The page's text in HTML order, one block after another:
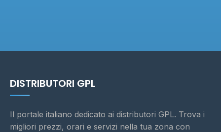
DISTRIBUTORI GPL
Il portale italiano dedicato ai distributori GPL. Trova i
migliori prezzi, orari e servizi nella tua zona con